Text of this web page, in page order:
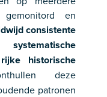
en
consistente
systematische
rijke historische
deze
patronen